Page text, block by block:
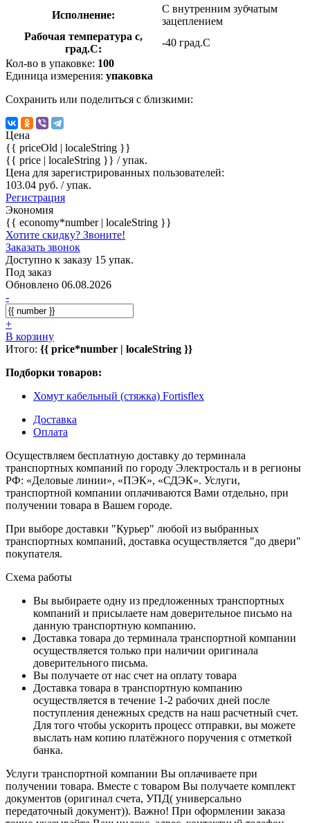
Исполнение:
С внутренним зубчатым
зацеплением
Рабочая температура с,
град.C:
-40 град.C
Кол-во в упаковке: 100
Единица измерения: упаковка
Сохранить или поделиться с близкими:
Цена
{{ priceOld | localeString }}
{{ price | localeString }} / упак.
Цена для зарегистрированных пользователей:
103.04 руб. / упак.
Регистрация
Экономия
{{ economy*number | localeString }}
Хотите скидку? Звоните!
Заказать звонок
Доступно к заказу 15 упак.
Под заказ
Обновлено 06.08.2026
-
+
В корзину
Итого: {{ price*number | localeString }}
Подборки товаров:
Хомут кабельный (стяжка) Fortisflex
Доставка
Оплата
Осуществляем бесплатную доставку до терминала
транспортных компаний по городу Электросталь и в регионы
РФ: «Деловые линии», «ПЭК», «СДЭК». Услуги,
транспортной компании оплачиваются Вами отдельно, при
получении товара в Вашем городе.
При выборе доставки "Курьер" любой из выбранных
транспортных компаний, доставка осуществляется "до двери"
покупателя.
Схема работы
Вы выбираете одну из предложенных транспортных
компаний и присылаете нам доверительное письмо на
данную транспортную компанию.
Доставка товара до терминала транспортной компании
осуществляется только при наличии оригинала
доверительного письма.
Вы получаете от нас счет на оплату товара
Доставка товара в транспортную компанию
осуществляется в течение 1-2 рабочих дней после
поступления денежных средств на наш расчетный счет.
Для того чтобы ускорить процесс отправки, вы можете
выслать нам копию платёжного поручения с отметкой
банка.
Услуги транспортной компании Вы оплачиваете при
получении товара. Вместе с товаром Вы получаете комплект
документов (оригинал счета, УПД( универсально
передаточный документ)). Важно! При оформлении заказа